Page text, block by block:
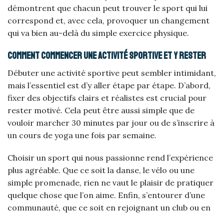
démontrent que chacun peut trouver le sport qui lui
correspond et, avec cela, provoquer un changement
qui va bien au-delà du simple exercice physique.
Comment commencer une activité sportive et y rester
Débuter une activité sportive peut sembler intimidant,
mais l’essentiel est d’y aller étape par étape. D’abord,
fixer des objectifs clairs et réalistes est crucial pour
rester motivé. Cela peut être aussi simple que de
vouloir marcher 30 minutes par jour ou de s’inscrire à
un cours de yoga une fois par semaine.
Choisir un sport qui nous passionne rend l’expérience
plus agréable. Que ce soit la danse, le vélo ou une
simple promenade, rien ne vaut le plaisir de pratiquer
quelque chose que l’on aime. Enfin, s’entourer d’une
communauté, que ce soit en rejoignant un club ou en